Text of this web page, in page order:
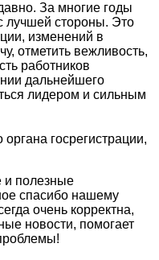
За многие годы
лучшей стороны. Это
изменений в
отметить вежливость,
работников
дальнейшего
лидером и сильным
госрегистрации,
и полезные
спасибо нашему
очень корректна,
новости, помогает